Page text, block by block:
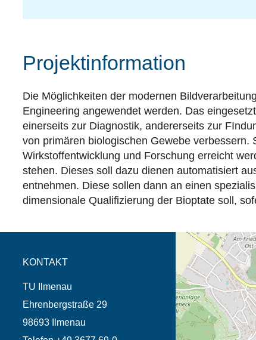
Projektinformation
Die Möglichkeiten der modernen
Engineering angewendet werden. Das
einerseits zur Diagnostik, andererseits zur
von primären biologischen Gewebe
Wirkstoffentwicklung und Forschung erreicht
stehen. Dieses soll dazu dienen automatisiert
entnehmen. Diese sollen dann an einen
dimensionale Qualifizierung der Bioptate soll,
KONTAKT
TU Ilmenau
Ehrenbergstraße 29
98693 Ilmenau
Öffnet die
Tab (Karte)